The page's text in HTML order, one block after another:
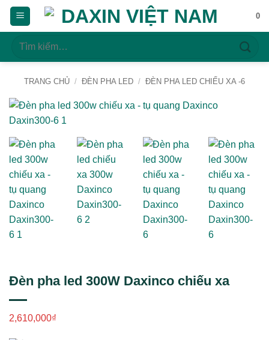
Bỏ
qua
0
Tìm
TRANG CHỦ / ĐÈN PHA LED / ĐÈN PHA LED CHIẾU XA -6
Đèn pha led 300W Daxinco chiếu xa
2,610,000₫